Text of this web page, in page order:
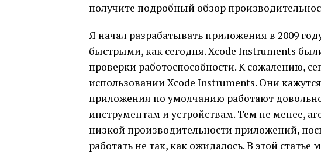
получите подробный обзор
Я начал разрабатывать приложения в 2009
быстрыми, как сегодня. Xcode Instruments
проверки работоспособности. К сожалению,
использовании Xcode Instruments. Они
приложения по умолчанию работают
инструментам и устройствам. Тем не менее,
низкой производительности приложений,
работать не так, как ожидалось. В этой